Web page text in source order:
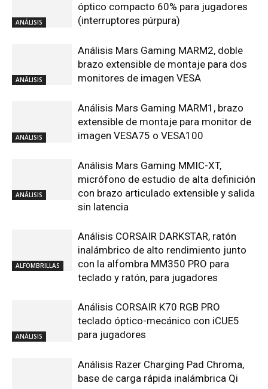
ANÁLISIS
óptico compacto 60% para jugadores
(interruptores púrpura)
ANÁLISIS
Análisis Mars Gaming MARM2, doble
brazo extensible de montaje para dos
monitores de imagen VESA
ANÁLISIS
Análisis Mars Gaming MARM1, brazo
extensible de montaje para monitor de
imagen VESA75 o VESA100
ANÁLISIS
Análisis Mars Gaming MMIC-XT,
micrófono de estudio de alta definición
con brazo articulado extensible y salida
sin latencia
ALFOMBRILLAS
Análisis CORSAIR DARKSTAR, ratón
inalámbrico de alto rendimiento junto
con la alfombra MM350 PRO para
teclado y ratón, para jugadores
ANÁLISIS
Análisis CORSAIR K70 RGB PRO
teclado óptico-mecánico con iCUE5
para jugadores
Análisis Razer Charging Pad Chroma,
base de carga rápida inalámbrica Qi